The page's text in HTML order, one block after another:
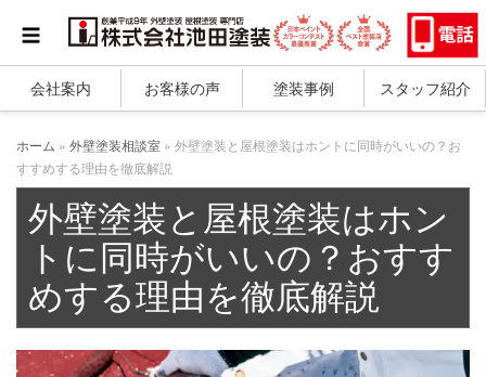
会社案内 お客様の声 塗装事例 スタッフ紹介
ホーム » 外壁塗装相談室 » 外壁塗装と屋根塗装はホントに同時がいいの？お
すすめする理由を徹底解説
外壁塗装と屋根塗装はホン
トに同時がいいの？おすす
めする理由を徹底解説